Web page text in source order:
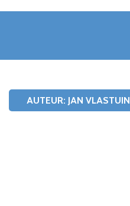
AUTEUR: JAN VLASTUIN